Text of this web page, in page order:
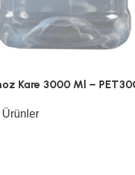
Kare 3000 Ml –
Ürünler